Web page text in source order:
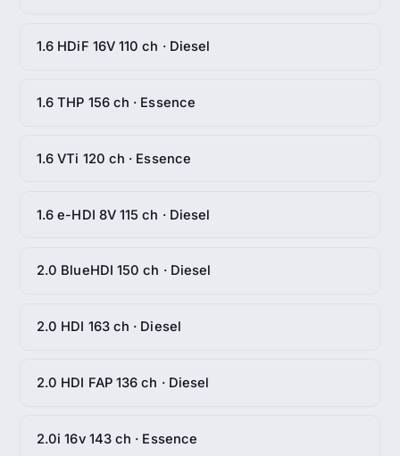
1.6 HDiF 16V 110 ch · Diesel
1.6 THP 156 ch · Essence
1.6 VTi 120 ch · Essence
1.6 e-HDI 8V 115 ch · Diesel
2.0 BlueHDI 150 ch · Diesel
2.0 HDI 163 ch · Diesel
2.0 HDI FAP 136 ch · Diesel
2.0i 16v 143 ch · Essence